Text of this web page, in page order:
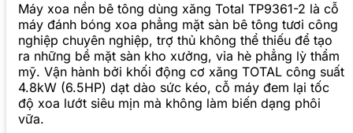
Máy xoa nền bê tông dùng xăng Total TP9361-2 là cỗ
máy đánh bóng xoa phẳng mặt sàn bê tông tươi công
nghiệp chuyên nghiệp, trợ thủ không thể thiếu để tạo
ra những bề mặt sàn kho xưởng, vỉa hè phẳng lỳ thẩm
mỹ. Vận hành bởi khối động cơ xăng TOTAL công suất
4.8kW (6.5HP) dạt dào sức kéo, cỗ máy đem lại tốc
độ xoa lướt siêu mịn mà không làm biến dạng phôi
vữa.